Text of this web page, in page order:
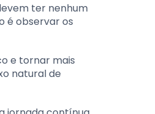
ter nenhum
é observar os
e tornar mais
natural de